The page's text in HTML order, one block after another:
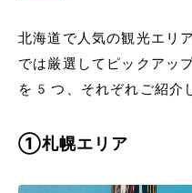
北海道で人気の観光エリ
では厳選してピックアッ
を5つ、それぞれご紹介
①札幌エリア